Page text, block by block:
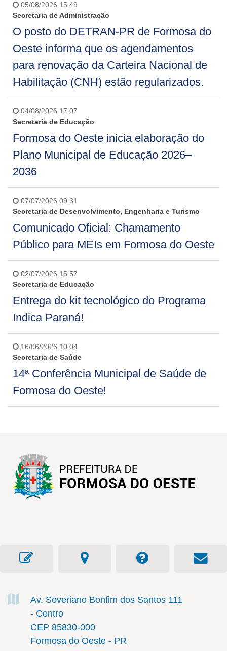
05/08/2026 15:49
Secretaria de Administração
O posto do DETRAN-PR de Formosa do
Oeste informa que os agendamentos
para renovação da Carteira Nacional de
Habilitação (CNH) estão regularizados.
04/08/2026 17:07
Secretaria de Educação
Formosa do Oeste inicia elaboração do
Plano Municipal de Educação 2026–
2036
07/07/2026 09:31
Secretaria de Desenvolvimento, Engenharia e Turismo
Comunicado Oficial: Chamamento
Público para MEIs em Formosa do Oeste
02/07/2026 15:57
Secretaria de Educação
Entrega do kit tecnológico do Programa
Indica Paraná!
16/06/2026 10:04
Secretaria de Saúde
14ª Conferência Municipal de Saúde de
Formosa do Oeste!
Av. Severiano Bonfim dos Santos 111
- Centro
CEP 85830-000
Formosa do Oeste - PR